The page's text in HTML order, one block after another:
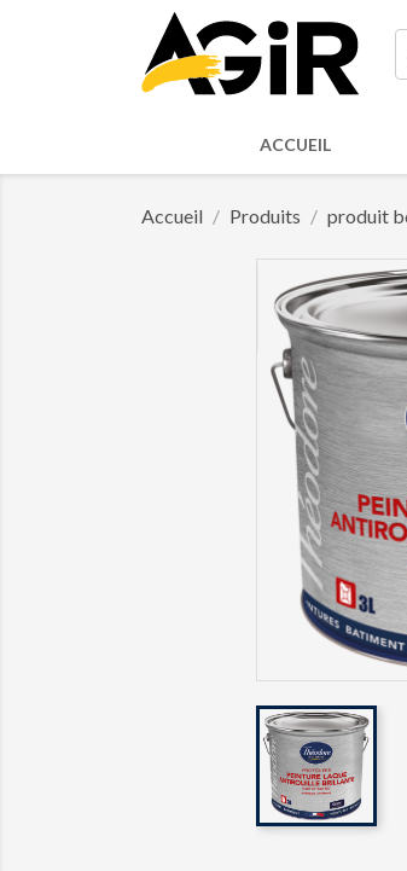
ACCUEIL
Accueil Produits produit